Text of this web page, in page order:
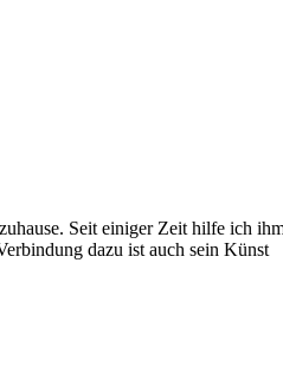
Seit einiger Zeit hilfe ich
dazu ist auch sein Künst